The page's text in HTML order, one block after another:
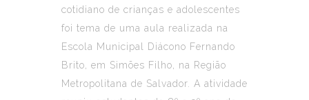
cotidiano de crianças e adolescentes
foi tema de uma aula realizada na
Escola Municipal Diácono Fernando
Brito, em Simões Filho, na Região
Metropolitana de Salvador. A atividade